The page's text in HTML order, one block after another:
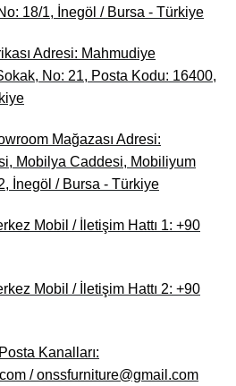
18/1, İnegöl / Bursa - Türkiye
Adresi: Mahmudiye
No: 21, Posta Kodu: 16400,
Mağazası Adresi:
Mobilya Caddesi, Mobiliyum
İnegöl / Bursa - Türkiye
Mobil / İletişim Hattı 1: +90
Mobil / İletişim Hattı 2: +90
Kanalları:
/ onssfurniture@gmail.com